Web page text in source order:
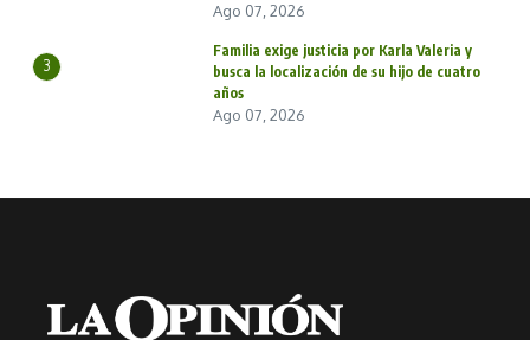
Ago 07, 2026
3
Familia exige justicia por Karla Valeria y
busca la localización de su hijo de cuatro
años
Ago 07, 2026